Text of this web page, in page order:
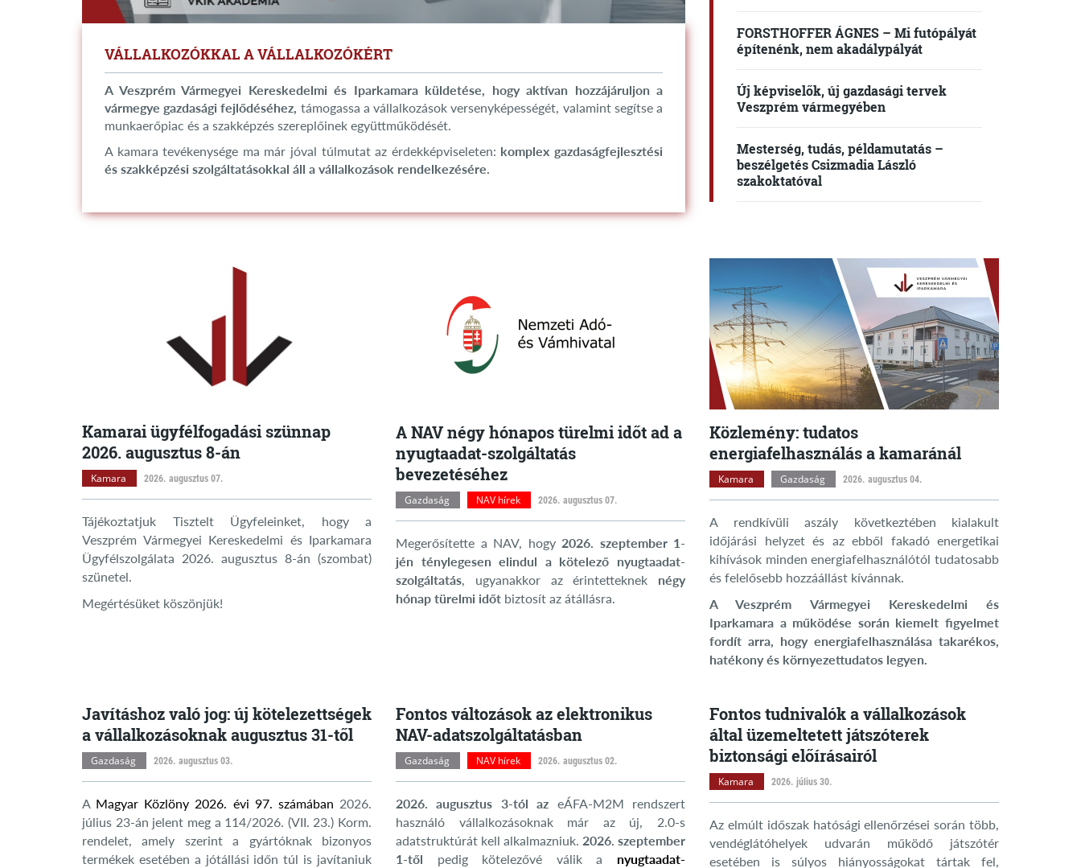
VÁLLALKOZÓKKAL A VÁLLALKOZÓKÉRT
A Veszprém Vármegyei Kereskedelmi és Iparkamara küldetése, hogy aktívan hozzájáruljon a
vármegye gazdasági fejlődéséhez, támogassa a vállalkozások versenyképességét, valamint segítse a
munkaerőpiac és a szakképzés szereplőinek együttműködését.
A kamara tevékenysége ma már jóval túlmutat az érdekképviseleten: komplex gazdaságfejlesztési
és szakképzési szolgáltatásokkal áll a vállalkozások rendelkezésére.
FORSTHOFFER ÁGNES – Mi futópályát
építenénk, nem akadálypályát
Új képviselők, új gazdasági tervek
Veszprém vármegyében
Mesterség, tudás, példamutatás –
beszélgetés Csizmadia László
szakoktatóval
Kamarai ügyfélfogadási szünnap
2026. augusztus 8-án
Kamara 2026. augusztus 07.
Tájékoztatjuk Tisztelt Ügyfeleinket, hogy a
Veszprém Vármegyei Kereskedelmi és Iparkamara
Ügyfélszolgálata 2026. augusztus 8-án (szombat)
szünetel.
Megértésüket köszönjük!
A NAV négy hónapos türelmi időt ad a
nyugtaadat-szolgáltatás
bevezetéséhez
Gazdaság NAV hírek 2026. augusztus 07.
Megerősítette a NAV, hogy 2026. szeptember 1-
jén ténylegesen elindul a kötelező nyugtaadat-
szolgáltatás , ugyanakkor az érintetteknek négy
hónap türelmi időt biztosít az átállásra.
Közlemény: tudatos
energiafelhasználás a kamaránál
Kamara Gazdaság 2026. augusztus 04.
A rendkívüli aszály következtében kialakult
időjárási helyzet és az ebből fakadó energetikai
kihívások minden energiafelhasználótól tudatosabb
és felelősebb hozzáállást kívánnak.
A Veszprém Vármegyei Kereskedelmi és
Iparkamara a működése során kiemelt figyelmet
fordít arra, hogy energiafelhasználása takarékos,
hatékony és környezettudatos legyen.
Javításhoz való jog: új kötelezettségek
a vállalkozásoknak augusztus 31-től
Gazdaság 2026. augusztus 03.
A Magyar Közlöny 2026. évi 97. számában 2026.
július 23-án jelent meg a 114/2026. (VII. 23.) Korm.
rendelet, amely szerint a gyártóknak bizonyos
termékek esetében a jótállási időn túl is javítaniuk
Fontos változások az elektronikus
NAV-adatszolgáltatásban
Gazdaság NAV hírek 2026. augusztus 02.
2026. augusztus 3-tól az eÁFA-M2M rendszert
használó vállalkozásoknak már az új, 2.0-s
adatstruktúrát kell alkalmazniuk. 2026. szeptember
1-től pedig kötelezővé válik a nyugtaadat-
Fontos tudnivalók a vállalkozások
által üzemeltetett játszóterek
biztonsági előírásairól
Kamara 2026. július 30.
Az elmúlt időszak hatósági ellenőrzései során több,
vendéglátóhelyek udvarán működő játszótér
esetében is súlyos hiányosságokat tártak fel,